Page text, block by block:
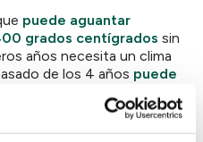
puede aguantar
grados centígrados sin
años necesita un clima
de los 4 años puede
y flores lilas y